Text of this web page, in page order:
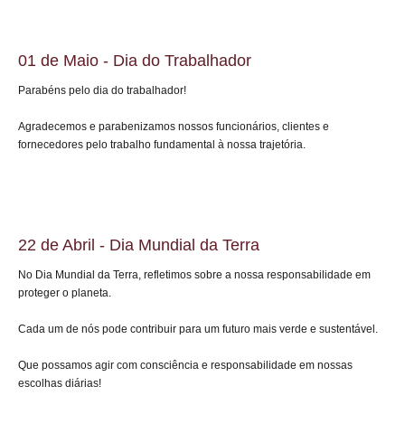
01 de Maio - Dia do Trabalhador
Parabéns pelo dia do trabalhador!
Agradecemos e parabenizamos nossos funcionários, clientes e
fornecedores pelo trabalho fundamental à nossa trajetória.
22 de Abril - Dia Mundial da Terra
No Dia Mundial da Terra, refletimos sobre a nossa responsabilidade em
proteger o planeta.
Cada um de nós pode contribuir para um futuro mais verde e sustentável.
Que possamos agir com consciência e responsabilidade em nossas
escolhas diárias!